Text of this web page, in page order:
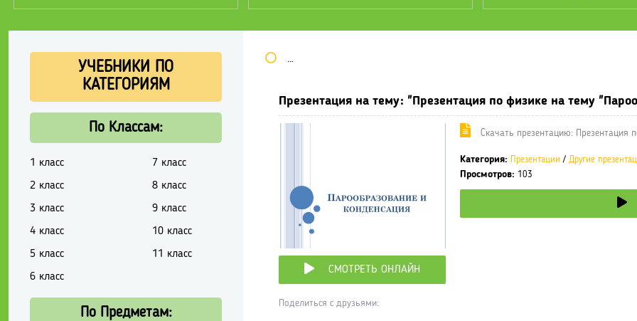
Школьные учебники / Презентации по предметам
Презентация на тему: "Презентация по физике на тему
СМОТРЕТЬ ОНЛАЙН
Поделиться с друзьями:
Cкачать презентацию: Презентация
Категория: Презентации / Другие
Просмотров: 103
УЧЕБНИКИ ПО
КАТЕГОРИЯМ
По Классам:
1 класс
2 класс
3 класс
4 класс
5 класс
6 класс
7 класс
8 класс
9 класс
10 класс
11 класс
По Предметам: